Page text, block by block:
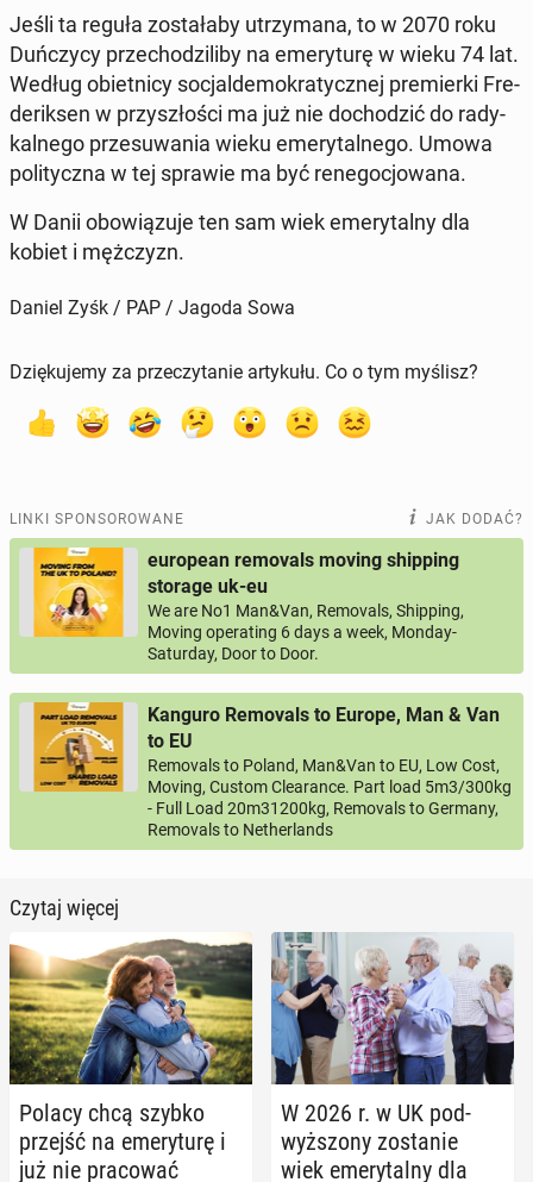
Jeśli ta reguła zo­sta­ła­by utrzy­ma­na, to w 2070 roku
Duń­czy­cy prze­cho­dzi­li­by na eme­ry­tu­rę w wieku 74 lat.
Według obiet­ni­cy so­cjal­de­mo­kra­tycz­nej pre­mier­ki Fre­
de­rik­sen w przy­szło­ści ma już nie do­cho­dzić do ra­dy­
kal­ne­go prze­su­wa­nia wieku eme­ry­tal­ne­go. Umowa
po­li­tycz­na w tej sprawie ma być re­ne­go­cjo­wa­na.
W Danii obo­wią­zu­je ten sam wiek eme­ry­tal­ny dla
kobiet i męż­czyzn.
Daniel Zyśk / PAP / Jagoda Sowa
Dziękujemy za przeczytanie artykułu. Co o tym myślisz?
LINKI SPONSOROWANE JAK DODAĆ?
european removals moving shipping
storage uk-eu
We are No1 Man&Van, Removals, Shipping,
Moving operating 6 days a week, Monday-
Saturday, Door to Door.
Kanguro Removals to Europe, Man & Van
to EU
Removals to Poland, Man&Van to EU, Low Cost,
Moving, Custom Clearance. Part load 5m3/300kg
- Full Load 20m31200kg, Removals to Germany,
Removals to Netherlands
Czytaj więcej
Polacy chcą szybko
przejść na eme­ry­tu­rę i
już nie pra­co­wać
W 2026 r. w UK pod­
wyż­szo­ny zo­sta­nie
wiek eme­ry­tal­ny dla